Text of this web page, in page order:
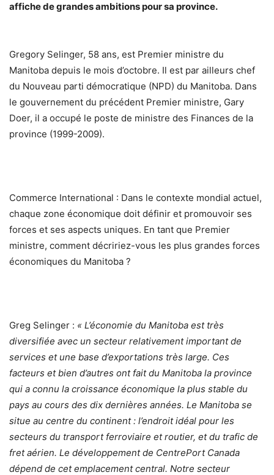
affiche de grandes ambitions pour sa province.
Gregory Selinger, 58 ans, est Premier ministre du
Manitoba depuis le mois d’octobre. Il est par ailleurs chef
du Nouveau parti démocratique (NPD) du Manitoba. Dans
le gouvernement du précédent Premier ministre, Gary
Doer, il a occupé le poste de ministre des Finances de la
province (1999-2009).
Commerce International : Dans le contexte mondial actuel,
chaque zone économique doit définir et promouvoir ses
forces et ses aspects uniques. En tant que Premier
ministre, comment décririez-vous les plus grandes forces
économiques du Manitoba ?
Greg Selinger : « L’économie du Manitoba est très
diversifiée avec un secteur relativement important de
services et une base d’exportations très large. Ces
facteurs et bien d’autres ont fait du Manitoba la province
qui a connu la croissance économique la plus stable du
pays au cours des dix dernières années. Le Manitoba se
situe au centre du continent : l’endroit idéal pour les
secteurs du transport ferroviaire et routier, et du trafic de
fret aérien. Le développement de CentrePort Canada
dépend de cet emplacement central. Notre secteur